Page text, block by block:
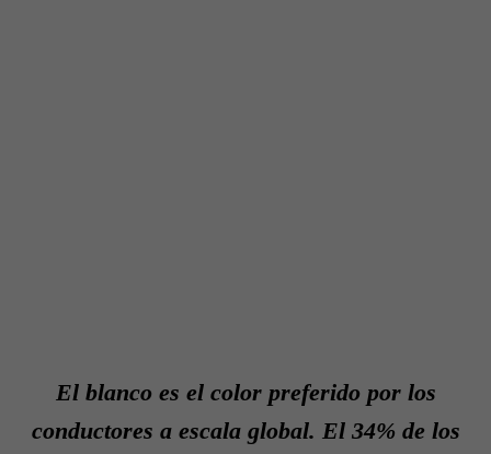
El blanco es el color preferido por los
conductores a escala global. El 34% de los